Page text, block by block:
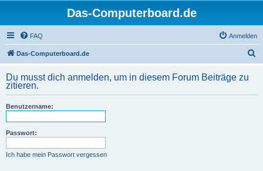
Das-Computerboard.de
FAQ Anmelden
Das-Computerboard.de
h
Du musst dich anmelden, um in diesem Forum Beiträge zu
zitieren.
Benutzername:
Passwort:
Ich habe mein Passwort vergessen